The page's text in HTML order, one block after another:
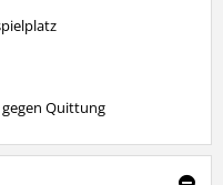
Quittung